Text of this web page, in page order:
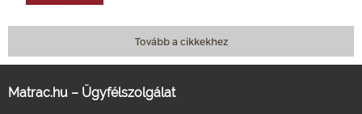
Tovább a cikkekhez
Matrac.hu – Ügyfélszolgálat